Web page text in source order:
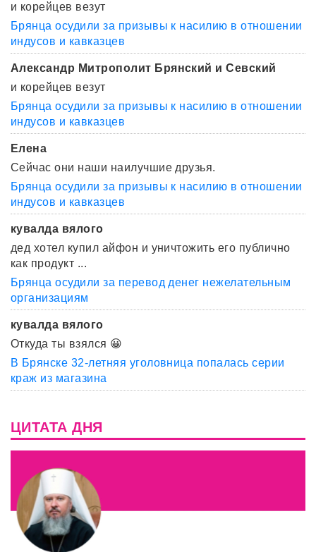
и корейцев везут
Брянца осудили за призывы к насилию в отношении
индусов и кавказцев
Александр Митрополит Брянский и Севский
и корейцев везут
Брянца осудили за призывы к насилию в отношении
индусов и кавказцев
Елена
Сейчас они наши наилучшие друзья.
Брянца осудили за призывы к насилию в отношении
индусов и кавказцев
кувалда вялого
дед хотел купил айфон и уничтожить его публично
как продукт ...
Брянца осудили за перевод денег нежелательным
организациям
кувалда вялого
Откуда ты взялся 😀
В Брянске 32-летняя уголовница попалась серии
краж из магазина
ЦИТАТА ДНЯ